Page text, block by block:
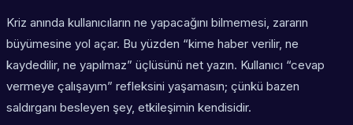
Kriz anında kullanıcıların ne yapacağını bilmemesi, zararın
büyümesine yol açar. Bu yüzden “kime haber verilir, ne
kaydedilir, ne yapılmaz” üçlüsünü net yazın. Kullanıcı “cevap
vermeye çalışayım” refleksini yaşamasın; çünkü bazen
saldırganı besleyen şey, etkileşimin kendisidir.